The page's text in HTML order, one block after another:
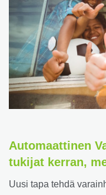
Automaattinen
tukijat kerran,
Uusi tapa tehdä